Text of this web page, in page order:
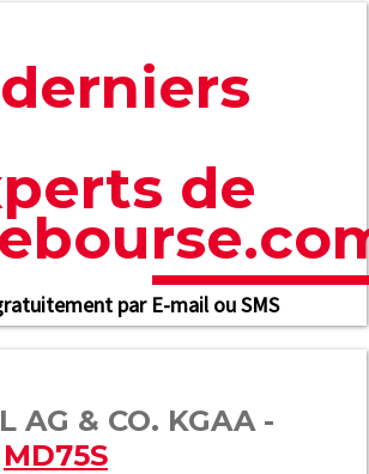
de
par E-mail ou SMS
AG & CO. KGAA -
MD75S